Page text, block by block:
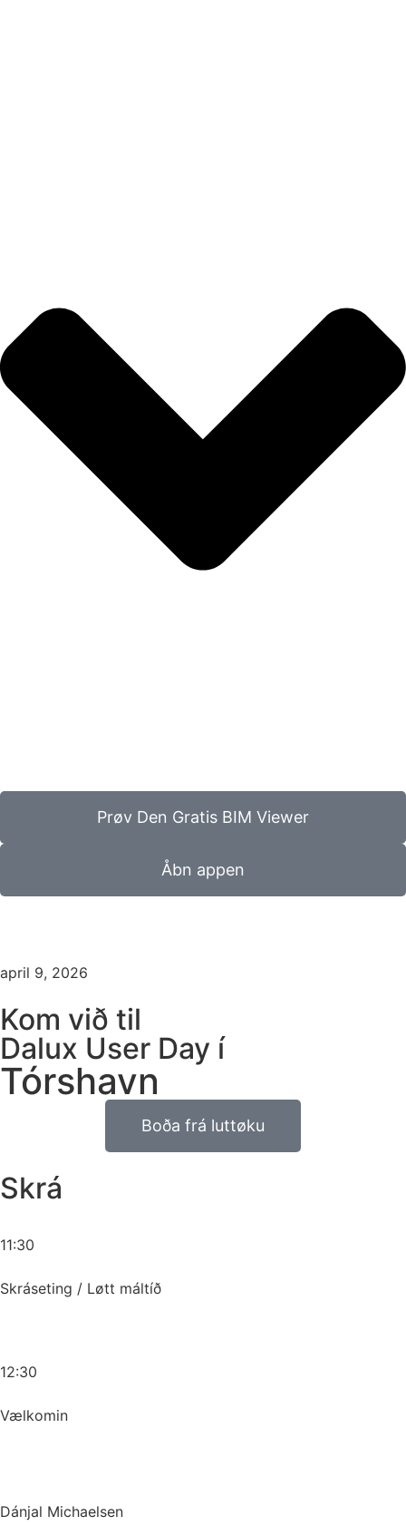
Prøv Den Gratis BIM Viewer
Åbn appen
april 9, 2026
Kom við til
Dalux User Day í
Tórshavn
Boða frá luttøku
Skrá
11:30
Skráseting / Løtt máltíð
12:30
Vælkomin
Dánjal Michaelsen